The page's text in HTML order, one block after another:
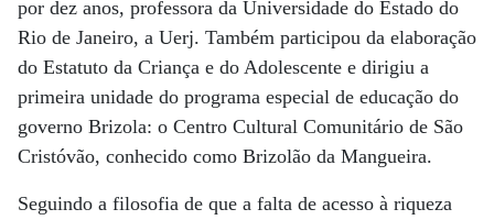
por dez anos, professora da Universidade do Estado do
Rio de Janeiro, a Uerj. Também participou da elaboração
do Estatuto da Criança e do Adolescente e dirigiu a
primeira unidade do programa especial de educação do
governo Brizola: o Centro Cultural Comunitário de São
Cristóvão, conhecido como Brizolão da Mangueira.
Seguindo a filosofia de que a falta de acesso à riqueza